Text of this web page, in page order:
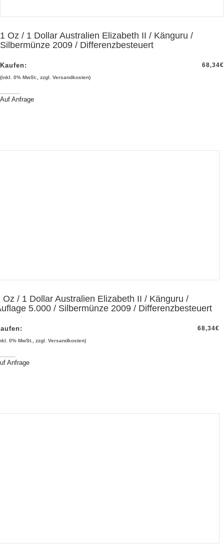
1 Oz / 1 Dollar Australien Elizabeth II / Känguru /
Silbermünze 2009 / Differenzbesteuert
Kaufen: 68,34€
(inkl. 0% MwSt., zzgl. Versandkosten)
Auf Anfrage
Oz / 1 Dollar Australien Elizabeth II / Känguru /
5.000 / Silbermünze 2009 / Differenzbesteuert
68,34€
0% MwSt., zzgl. Versandkosten)
Anfrage